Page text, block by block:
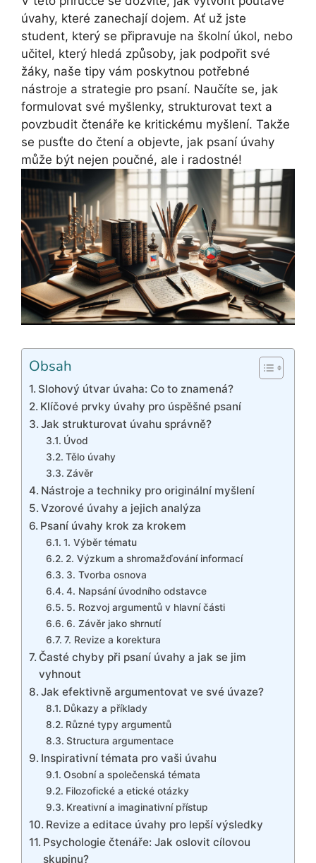
úvahy, které zanechají dojem. Ať už jste
student, který se připravuje na školní úkol, nebo
učitel, který hledá způsoby, jak podpořit své
žáky, naše tipy vám poskytnou potřebné
nástroje a strategie pro psaní. Naučíte se, jak
formulovat své myšlenky, strukturovat text a
povzbudit čtenáře ke kritickému myšlení. Takže
se pusťte do čtení a objevte, jak psaní úvahy
může být nejen poučné, ale i radostné!
Obsah
Slohový útvar úvaha: Co to znamená?
Klíčové prvky úvahy pro úspěšné psaní
Jak strukturovat úvahu správně?
Úvod
Tělo úvahy
Závěr
Nástroje a techniky pro originální myšlení
Vzorové úvahy a jejich analýza
Psaní úvahy krok za krokem
1. Výběr tématu
2. Výzkum a shromažďování informací
3. Tvorba osnova
4. Napsání úvodního odstavce
5. Rozvoj argumentů v hlavní části
6. Závěr jako shrnutí
7. Revize a korektura
Časté chyby při psaní úvahy a jak se jim
vyhnout
Jak efektivně argumentovat ve své úvaze?
Důkazy a příklady
Různé typy argumentů
Structura argumentace
Inspirativní témata pro vaši úvahu
Osobní a společenská témata
Filozofické a etické otázky
Kreativní a imaginativní přístup
Revize a editace úvahy pro lepší výsledky
Psychologie čtenáře: Jak oslovit cílovou
skupinu?